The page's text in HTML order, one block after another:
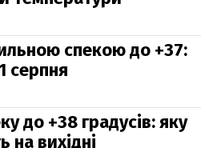
спекою до +37:
серпня
до +38 градусів: яку
на вихідні